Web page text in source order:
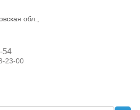
обл.,
54
23-00